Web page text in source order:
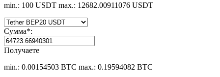
min.: 100 USDT max.: 12682.00911076 USDT
Сумма*:
Получаете
min.: 0.00154503 BTC max.: 0.19594082 BTC